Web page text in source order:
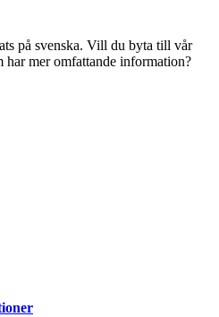
på svenska. Vill du byta till vår
har mer omfattande information?